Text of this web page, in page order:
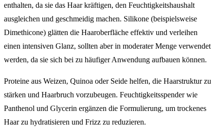
enthalten, da sie das Haar kräftigen, den Feuchtigkeitshaushalt
ausgleichen und geschmeidig machen. Silikone (beispielsweise
Dimethicone) glätten die Haaroberfläche effektiv und verleihen
einen intensiven Glanz, sollten aber in moderater Menge verwendet
werden, da sie sich bei zu häufiger Anwendung aufbauen können.
Proteine aus Weizen, Quinoa oder Seide helfen, die Haarstruktur zu
stärken und Haarbruch vorzubeugen. Feuchtigkeitsspender wie
Panthenol und Glycerin ergänzen die Formulierung, um trockenes
Haar zu hydratisieren und Frizz zu reduzieren.